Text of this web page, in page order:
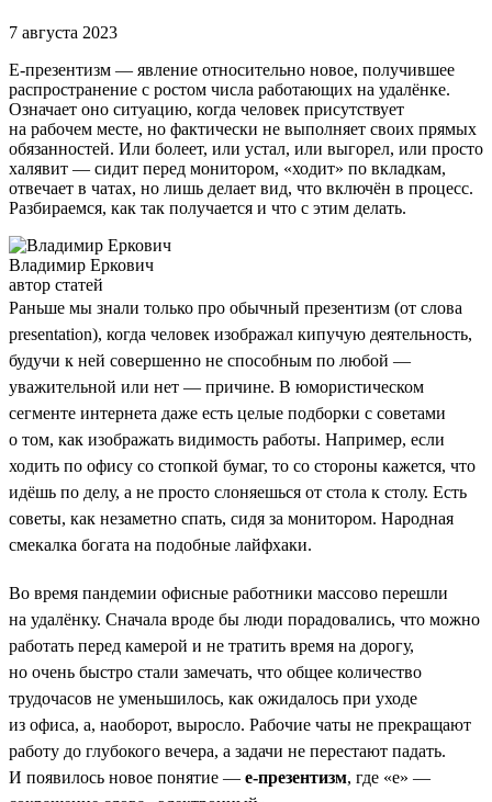
7 августа 2023
Е-презентизм — явление относительно новое, получившее
распространение с ростом числа работающих на удалёнке.
Означает оно ситуацию, когда человек присутствует
на рабочем месте, но фактически не выполняет своих прямых
обязанностей. Или болеет, или устал, или выгорел, или просто
халявит — сидит перед монитором, «ходит» по вкладкам,
отвечает в чатах, но лишь делает вид, что включён в процесс.
Разбираемся, как так получается и что с этим делать.
Владимир Еркович
автор статей
Раньше мы знали только про обычный презентизм (от слова
presentation), когда человек изображал кипучую деятельность,
будучи к ней совершенно не способным по любой —
уважительной или нет — причине. В юмористическом
сегменте интернета даже есть целые подборки с советами
о том, как изображать видимость работы. Например, если
ходить по офису со стопкой бумаг, то со стороны кажется, что
идёшь по делу, а не просто слоняешься от стола к столу. Есть
советы, как незаметно спать, сидя за монитором. Народная
смекалка богата на подобные лайфхаки.
Во время пандемии офисные работники массово перешли
на удалёнку. Сначала вроде бы люди порадовались, что можно
работать перед камерой и не тратить время на дорогу,
но очень быстро стали замечать, что общее количество
трудочасов не уменьшилось, как ожидалось при уходе
из офиса, а, наоборот, выросло. Рабочие чаты не прекращают
работу до глубокого вечера, а задачи не перестают падать.
И появилось новое понятие — е-презентизм, где «е» —